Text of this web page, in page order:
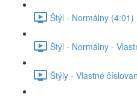
Štýl - Normálny (4:01)
Štýl - Normálny -
Štýly - Vlastné